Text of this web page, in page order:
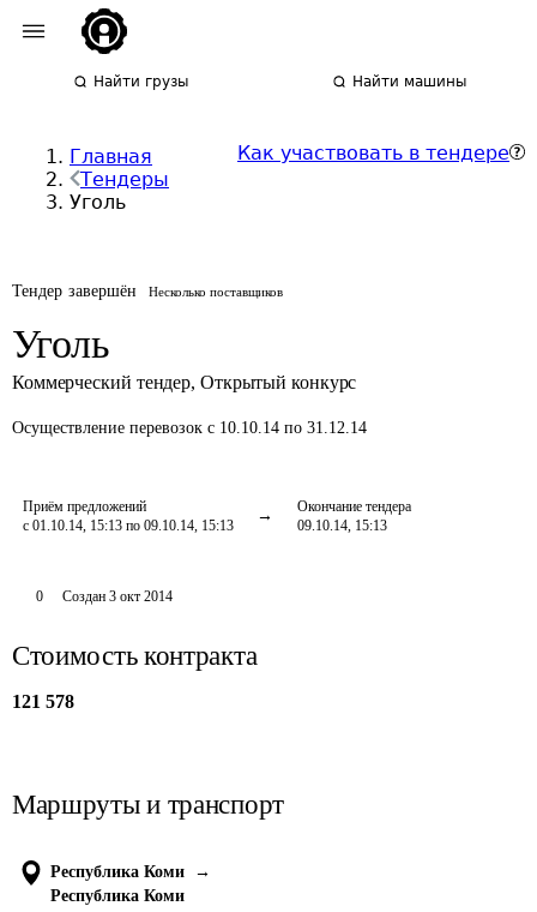
Найти грузы Найти машины
Главная
Тендеры
Уголь
Как участвовать в тендере
Тендер завершён Несколько поставщиков
Уголь
Коммерческий тендер, Открытый конкурс
Осуществление перевозок с 10.10.14 по 31.12.14
Приём предложений
с 01.10.14, 15:13 по 09.10.14, 15:13
Окончание тендера
09.10.14, 15:13
0 Создан 3 окт 2014
Стоимость контракта
121 578
Маршруты и транспорт
Республика Коми
→
Республика Коми